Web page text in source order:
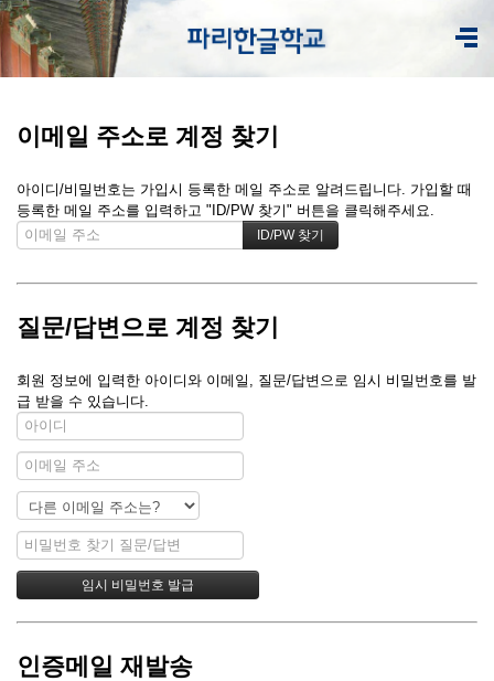
이메일 주소로 계정 찾기
아이디/비밀번호는 가입시 등록한 메일 주소로 알려드립니다. 가입할 때
등록한 메일 주소를 입력하고 "ID/PW 찾기" 버튼을 클릭해주세요.
질문/답변으로 계정 찾기
회원 정보에 입력한 아이디와 이메일, 질문/답변으로 임시 비밀번호를 발
급 받을 수 있습니다.
인증메일 재발송